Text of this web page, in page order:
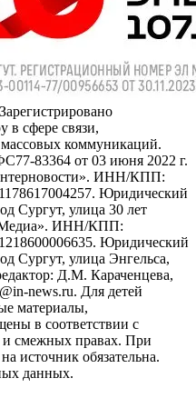
в сфере связи,
коммуникаций.
83364 от 03 июня 2022 г.
ИНН/КПП:
Юридический
Сургут, улица 30 лет
ИНН/КПП:
Юридический
Сургут, улица Энгельса,
Д.М. Караченцева,
news.ru. Для детей
материалы,
в соответствии с
и смежных правах. При
источник обязательна.
данных.